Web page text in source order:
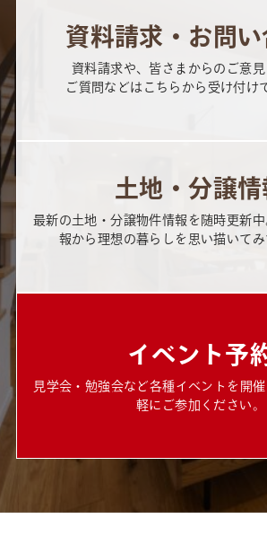
資料請求・お問い
資料請求や、皆さまからのご意見
ご質問などはこちらから受け付け
土地・分譲情
最新の土地・分譲物件情報を随時更新
報から理想の暮らしを思い描いてみ
イベント予
見学会・勉強会など各種イベントを開
軽にご参加ください。